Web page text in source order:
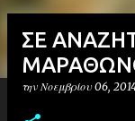
ΣΕ
την Νοεμβρίου 06,